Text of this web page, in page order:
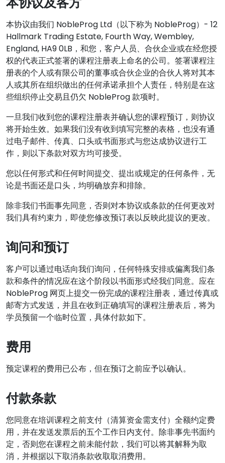
本协议由我们 NobleProg Ltd（以下称为 NobleProg）- 12
Hallmark Trading Estate, Fourth Way, Wembley,
England, HA9 0LB，和您，客户人员、合伙企业或在经您授
权的代表正式签署的课程注册表上命名的公司。签署课程注
册表的个人或有限公司的董事或合伙企业的合伙人将对其本
人或其所在组织做出的任何承诺承担个人责任，特别是在这
些组织停止交易且仍欠 NobleProg 款项时。
一旦我们收到您的课程注册表并确认您的课程预订，则协议
将开始生效。如果我们没有收到填写完整的表格，也没有通
过电子邮件、传真、口头或书面形式与您达成协议进行工
作，则以下条款对双方均可接受。
您以任何形式和任何时间提交、提出或规定的任何条件，无
论是书面还是口头，均明确放弃和排除。
除非我们书面事先同意，否则对本协议或条款的任何更改对
我们具有约束力，即使您修改预订表以反映此提议的更改。
询问和预订
客户可以通过电话向我们询问，任何特殊安排或偏离我们条
款和条件的情况应在这个阶段以书面形式经我们同意。应在
NobleProg 网页上提交一份完成的课程注册表，通过传真或
邮寄方式发送，并且在收到正确填写的课程注册表后，将为
学员预留一个临时位置，具体付款如下。
费用
预定课程的费用已公布，但在预订之前应予以确认。
付款条款
您同意在培训课程之前支付（清算资金需支付）全额约定费
用，并在发送发票后的五个工作日内支付。除非事先书面约
定，否则您在课程之前未能付款，我们可以将其解释为取
消，并根据以下取消条款收取取消费用。